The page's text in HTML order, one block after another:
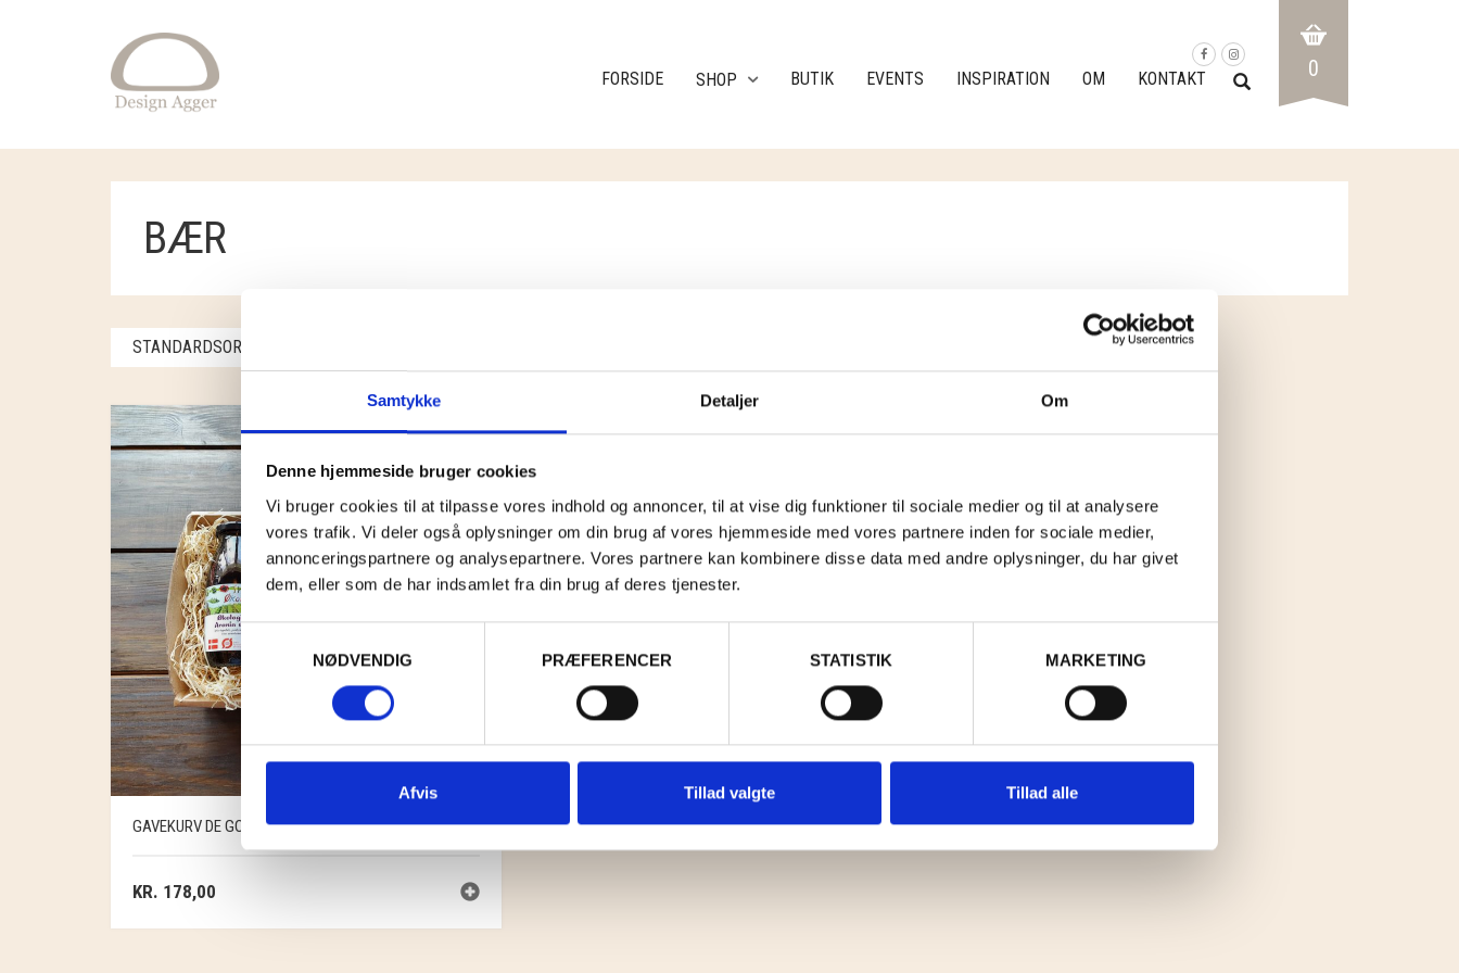
Samtykke Detaljer Om
Denne hjemmeside bruger cookies
Vi bruger cookies til at tilpasse vores indhold og annoncer, til at vise dig funktioner til sociale medier og til at analysere
vores trafik. Vi deler også oplysninger om din brug af vores hjemmeside med vores partnere inden for sociale medier,
annonceringspartnere og analysepartnere. Vores partnere kan kombinere disse data med andre oplysninger, du har givet
dem, eller som de har indsamlet fra din brug af deres tjenester.
Samtykkevalg
NØDVENDIG
PRÆFERENCER STATISTIK MARKETING
Afvis Tillad valgte Tillad alle
FORSIDE SHOP BUTIK EVENTS INSPIRATION OM KONTAKT 0
BÆR
STANDARDSORTERING
GAVEKURV DE GODE BÆR
KR. 178,00